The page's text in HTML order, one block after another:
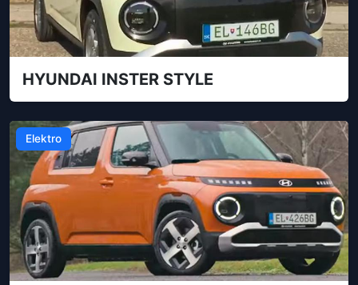
HYUNDAI INSTER STYLE
Elektro